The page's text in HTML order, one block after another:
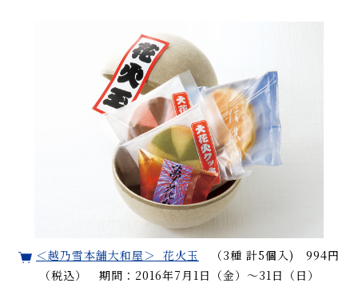
＜越乃雪本舗大和屋＞ 花火玉 （3種 計5個入) 994円
（税込） 期間：2016年7月1日（金）～31日（日）